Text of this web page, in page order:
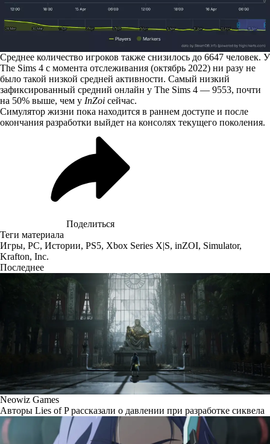
Среднее количество игроков также снизилось до 6647 человек. У
The Sims 4 с момента отслеживания (октябрь 2022) ни разу не
было такой низкой средней активности. Самый низкий
зафиксированный средний онлайн у The Sims 4 — 9553, почти
на 50% выше, чем у InZoi сейчас.
Симулятор жизни пока находится в раннем доступе и после
окончания разработки выйдет на консолях текущего поколения.
Поделиться
Теги материала
Игры, PC, Истории, PS5, Xbox Series X|S, inZOI, Simulator,
Krafton, Inc.
Последнее
Neowiz Games
Авторы Lies of P рассказали о давлении при разработке сиквела